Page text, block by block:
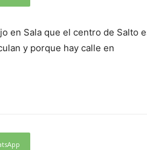
en Sala que el centro de Salto
y porque hay calle en